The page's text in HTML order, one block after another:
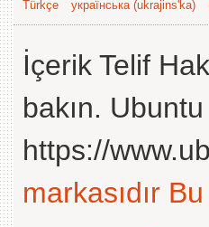
Türkçe
українська (ukrajins'ka)
İçerik Telif
bakın.
https://
markasıdır